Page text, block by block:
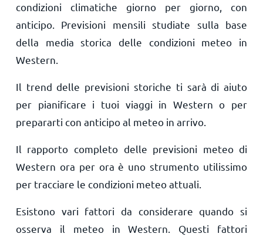
condizioni climatiche giorno per giorno, con
anticipo. Previsioni mensili studiate sulla base
della media storica delle condizioni meteo in
Western.
Il trend delle previsioni storiche ti sarà di aiuto
per pianificare i tuoi viaggi in Western o per
prepararti con anticipo al meteo in arrivo.
Il rapporto completo delle previsioni meteo di
Western ora per ora è uno strumento utilissimo
per tracciare le condizioni meteo attuali.
Esistono vari fattori da considerare quando si
osserva il meteo in Western. Questi fattori